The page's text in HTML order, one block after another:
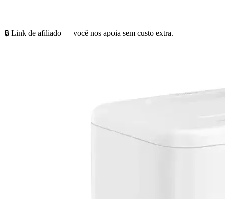
🔒 Link de afiliado — você nos apoia sem custo extra.